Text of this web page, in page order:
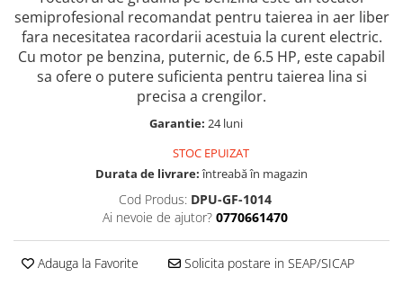
Semanatori
Sere
Aparat spalat cu presiune
Batoze porumb
Curatare pavaj
Echipamente pentru atelier
Grill-uri si gratare
Lopeti pentru zapada
Unelte pentru gradina
Aeroterme industriale
Aparate de aer conditionat
Bormasini cu coloana
Scule de mana
Capsatoare electrice
Diverse scule de mana
Scripeti si macarale
Scule multifuncționale
semiprofesional recomandat pentru taierea in aer liber
fara necesitatea racordarii acestuia la curent electric.
Cu motor pe benzina, puternic, de 6.5 HP, este capabil
sa ofere o putere suficienta pentru taierea lina si
precisa a crengilor.
Garantie: 24 luni
STOC EPUIZAT
Durata de livrare:întreabă în magazin
Cod Produs: DPU-GF-1014
Ai nevoie de ajutor? 0770661470
Adauga la Favorite Solicita postare in SEAP/SICAP